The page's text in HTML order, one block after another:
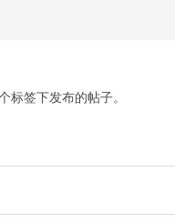
标签下发布的帖子。